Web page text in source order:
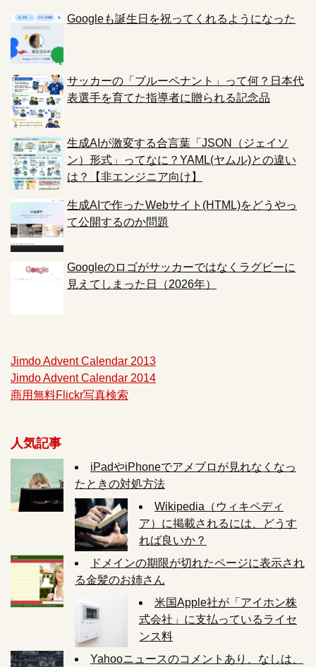
Googleも誕生日を祝ってくれるようになった
サッカーの「ブルーペナント」って何？日本代
表選手を育てた指導者に贈られる記念品
生成AIが激変する合言葉「JSON（ジェイソ
ン）形式」ってなに？YAML(ヤムル)との違い
は？【非エンジニア向け】
生成AIで作ったWebサイト(HTML)をどうやっ
て公開するのか問題
Googleのロゴがサッカーではなくラグビーに
見えてしまった日（2026年）
Jimdo Advent Calendar 2013
Jimdo Advent Calendar 2014
商用無料Flickr写真検索
人気記事
iPadやiPhoneでアメブロが見れなくなっ
たときの対処方法
Wikipedia（ウィキペディ
ア）に掲載されるには、どうす
れば良いか？
ドメインの期限が切れたページに表示され
る金髪のお姉さん
米国Apple社が「アイホン株
式会社」に支払っているライセ
ンス料
Yahooニュースのコメントあり、なしは、